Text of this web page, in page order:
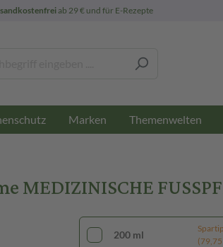
ab 29 € und für E-Rezepte
Marken Themenwelten
200 ml
(79,75